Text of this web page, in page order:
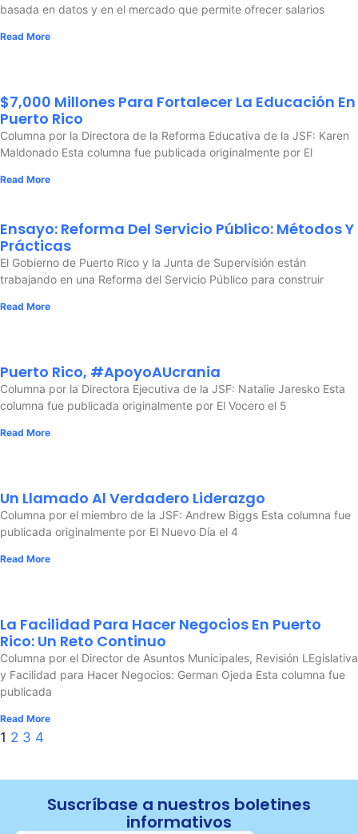
basada en datos y en el mercado que permite ofrecer salarios
Read More
$7,000 Millones Para Fortalecer La Educación En
Puerto Rico
Columna por la Directora de la Reforma Educativa de la JSF: Karen
Maldonado Esta columna fue publicada originalmente por El
Read More
Ensayo: Reforma Del Servicio Público: Métodos Y
Prácticas
El Gobierno de Puerto Rico y la Junta de Supervisión están
trabajando en una Reforma del Servicio Público para construir
Read More
Puerto Rico, #ApoyoAUcrania
Columna por la Directora Ejecutiva de la JSF: Natalie Jaresko Esta
columna fue publicada originalmente por El Vocero el 5
Read More
Un Llamado Al Verdadero Liderazgo
Columna por el miembro de la JSF: Andrew Biggs Esta columna fue
publicada originalmente por El Nuevo Día el 4
Read More
La Facilidad Para Hacer Negocios En Puerto
Rico: Un Reto Continuo
Columna por el Director de Asuntos Municipales, Revisión LEgislativa
y Facilidad para Hacer Negocios: German Ojeda Esta columna fue
publicada
Read More
1 2 3 4
Suscríbase a nuestros boletines
informativos